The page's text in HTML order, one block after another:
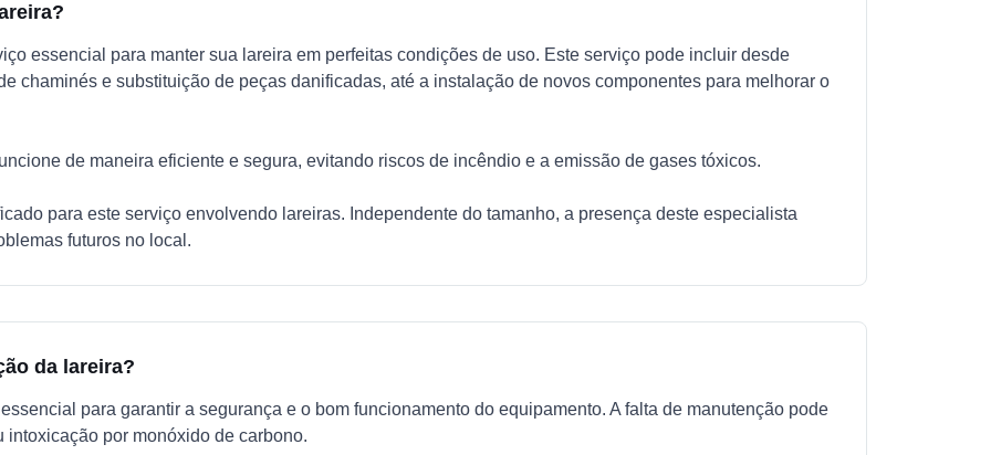
essencial para manter sua lareira em perfeitas condições de uso. Este serviço pode incluir desde
chaminés e substituição de peças danificadas, até a instalação de novos componentes para melhorar o
de maneira eficiente e segura, evitando riscos de incêndio e a emissão de gases tóxicos.
para este serviço envolvendo lareiras. Independente do tamanho, a presença deste especialista
futuros no local.
da lareira?
para garantir a segurança e o bom funcionamento do equipamento. A falta de manutenção pode
intoxicação por monóxido de carbono.